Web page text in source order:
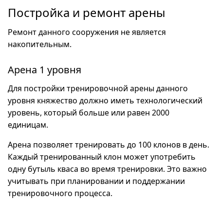
Постройка и ремонт арены
Ремонт данного сооружения не является
накопительным.
Арена 1 уровня
Для постройки тренировочной арены данного
уровня княжество должно иметь технологический
уровень, который больше или равен 2000
единицам.
Арена позволяет тренировать до 100 клонов в день.
Каждый тренированный клон может употребить
одну бутыль кваса во время тренировки. Это важно
учитывать при планировании и поддержании
тренировочного процесса.